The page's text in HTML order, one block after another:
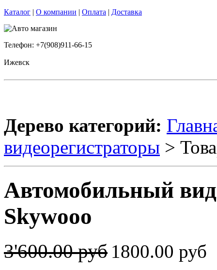
Каталог | О компании | Оплата | Доставка
Телефон: +7(908)911-66-15
Ижевск
Дерево категорий:
видеорегистраторы >
Автомобильный
Skywooo
3'600.00 руб 1800.00 руб